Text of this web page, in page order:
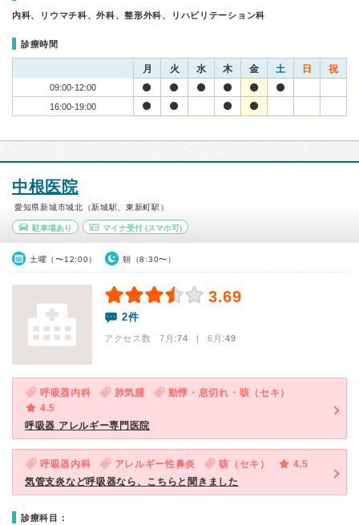
内科、リウマチ科、外科、整形外科、リハビリテーション科
診療時間
月 火 水 木 金 土 日 祝
09:00-12:00
16:00-19:00
中根医院
愛知県新城市城北（新城駅、東新町駅）
駐車場あり マイナ受付(スマホ可)
土曜（〜12:00） 朝（8:30〜）
3.69
2件
アクセス数 7月:74 | 6月:49
呼吸器内科 肺気腫
動悸・息切れ・咳（セキ）
4.5
呼吸器 アレルギー専門医院
呼吸器内科 アレルギー性鼻炎 咳（セキ）
4.5
気管支炎など呼吸器なら、こちらと聞きました
診療科目：